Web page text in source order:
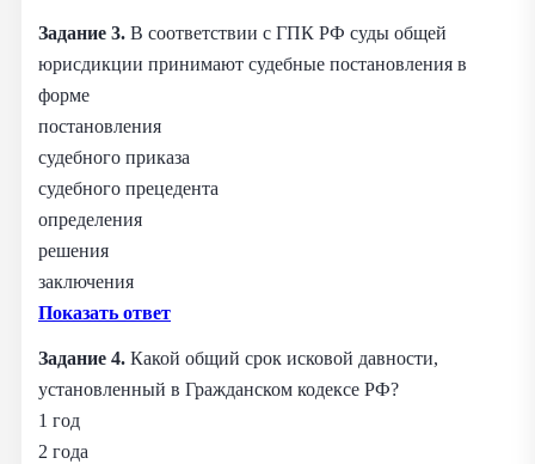
Задание 3. В соответствии с ГПК РФ суды общей
юрисдикции принимают судебные постановления в
форме
постановления
судебного приказа
судебного прецедента
определения
решения
заключения
Показать ответ
Задание 4. Какой общий срок исковой давности,
установленный в Гражданском кодексе РФ?
1 год
2 года